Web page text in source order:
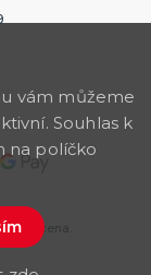
vám můžeme
Souhlas k
na políčko